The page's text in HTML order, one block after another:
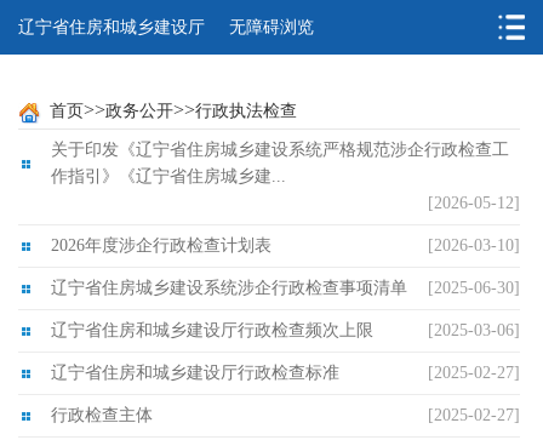
辽宁省住房和城乡建设厅 无障碍浏览
首页>>政务公开>>行政执法检查
关于印发《辽宁省住房城乡建设系统严格规范涉企行政检查工
作指引》《辽宁省住房城乡建...
[2026-05-12]
2026年度涉企行政检查计划表 [2026-03-10]
辽宁省住房城乡建设系统涉企行政检查事项清单 [2025-06-30]
辽宁省住房和城乡建设厅行政检查频次上限 [2025-03-06]
辽宁省住房和城乡建设厅行政检查标准 [2025-02-27]
行政检查主体 [2025-02-27]